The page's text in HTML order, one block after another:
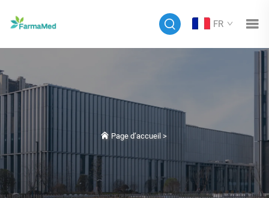
FR
Page d’accueil >